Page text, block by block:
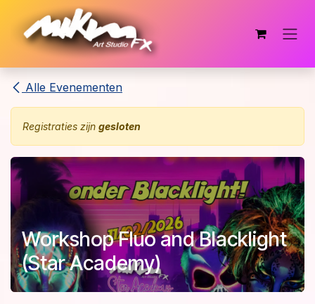
Overslaan naar inhoud
Alle Evenementen
Registraties zijn gesloten
Workshop Fluo and Blacklight
(Star Academy)